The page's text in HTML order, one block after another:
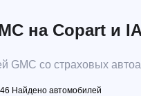
на Copart и
GMC со страховых
Найдено автомобилей